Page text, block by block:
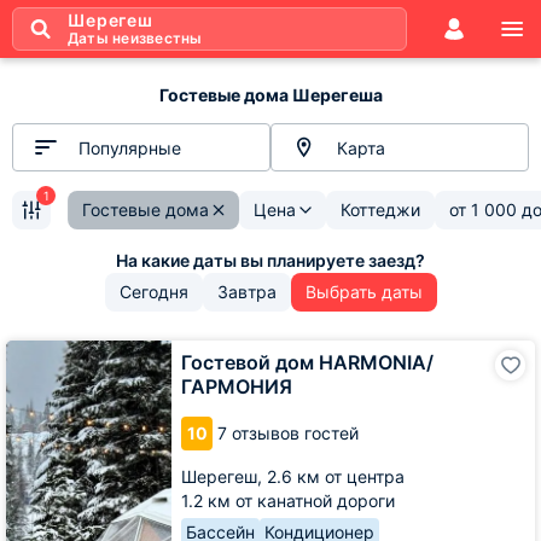
Шерегеш
Даты неизвестны
Гостевые дома Шерегеша
Популярные Карта
Гостевые дома Цена Коттеджи от 1 000
1
Сегодня Завтра Выбрать даты
Гостевой дом HARMONIA/
ГАРМОНИЯ
10 7 отзывов гостей
Шерегеш, 2.6 км от центра
1.2 км от канатной дороги
Бассейн Кондиционер
Гостевой
HARMONIA/
ГАРМОНИЯ